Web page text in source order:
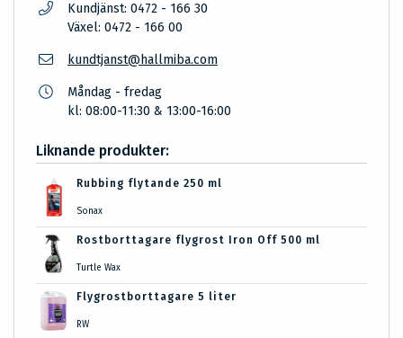
Kundjänst: 0472 - 166 30
Växel: 0472 - 166 00
kundtjanst@hallmiba.com
Måndag - fredag
kl: 08:00-11:30 & 13:00-16:00
Liknande produkter:
Rubbing flytande 250 ml
Sonax
Rostborttagare flygrost Iron Off 500 ml
Turtle Wax
Flygrostborttagare 5 liter
RW